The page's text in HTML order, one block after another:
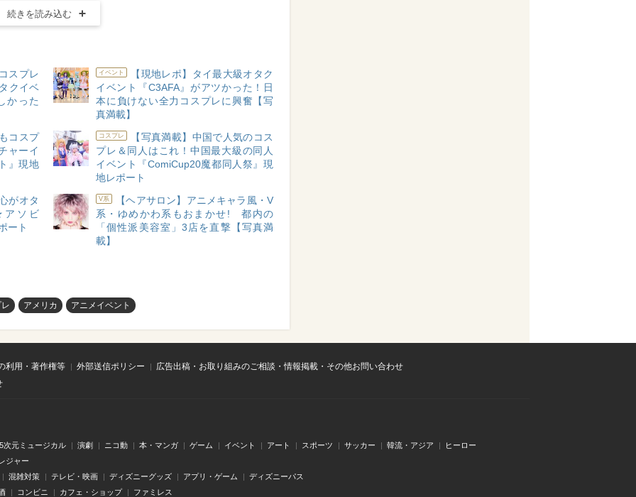
続きを読み込む
スプレ
クイベ
かった
イベント
【現地レポ】タイ最大級オタク
イベント『C3AFA』がアツかった！日
本に負けない全力コスプレに興奮【写
真満載】
コスプ
ャーイ
』現地
コスプレ
【写真満載】中国で人気のコス
プレ＆同人はこれ！中国最大級の同人
イベント『ComiCup20魔都同人祭』現
地レポート
がオタ
ソビ
ート
V系
【ヘアサロン】アニメキャラ風・V
系・ゆめかわ系もおまかせ! 都内の
「個性派美容室」3店を直撃【写真満
載】
アメリカ アニメイベント
利用・著作権等 外部送信ポリシー
広告出稿・お取り組みのご相談・情報掲載・その他お問い合わせ
次元ミュージカル 演劇 ニコ動 本・マンガ ゲーム イベント アート スポーツ サッカー 韓流・アジア
ヒーロー
ジャー
混雑対策
テレビ・映画 ディズニーグッズ アプリ・ゲーム
ディズニーパス
コンビニ カフェ・ショップ ファミレス